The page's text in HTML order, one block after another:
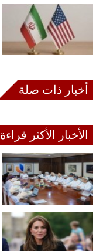
أخبار ذات صلة
الأخبار الأكثر قراءة